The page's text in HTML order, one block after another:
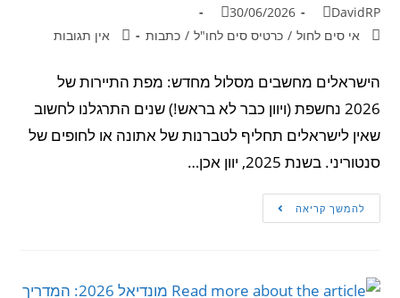
DavidRP
30/06/2026
אי סים לחול / כרטיס סים לחו"ל / כתבות אין תגובות
הישראלים מחשבים מסלול מחדש: מפת התיירות של
2026 נחשפת (ויוון כבר לא בראש!) שנים התרגלנו לחשוב
שאין לישראלים תחליף לטברנות של אתונה או לחופים של
סנטוריני. בשנת 2025, יוון אכן…
להמשך קריאה